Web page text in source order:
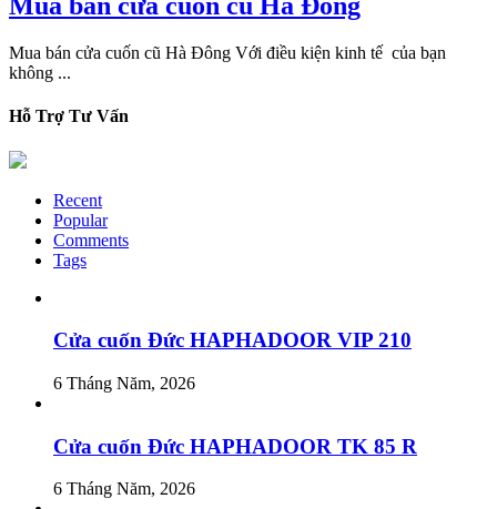
Mua bán cửa cuốn cũ Hà Đông Với điều kiện kinh tế của bạn
không ...
Hỗ Trợ Tư Vấn
Recent
Popular
Comments
Tags
Cửa cuốn Đức HAPHADOOR VIP 210
6 Tháng Năm, 2026
Cửa cuốn Đức HAPHADOOR TK 85 R
6 Tháng Năm, 2026